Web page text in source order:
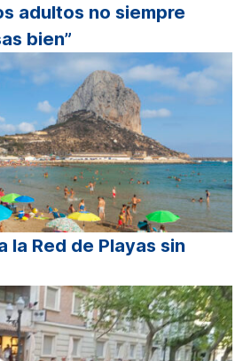
adultos no siempre
bien”
la Red de Playas sin